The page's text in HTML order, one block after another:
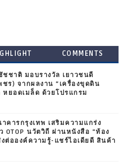
COMMENTS
ชชาติ มอบรางวัล เยาวชนดี
ชร) จากผลงาน “เครื่องขุดดิน
ยอดเมล็ด ด้วยโปรแกรม
คารกรุงเทพ เสริมความแกร่ง
OTOP นวัตวิถี ผ่านหนังสือ “ท้อง
ต่อองค์ความรู้-แชร์ไอเดียดี สินค้า